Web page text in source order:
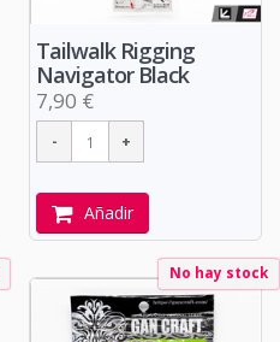
Tailwalk Rigging
Navigator Black
7,90 €
Añadir
No hay stock